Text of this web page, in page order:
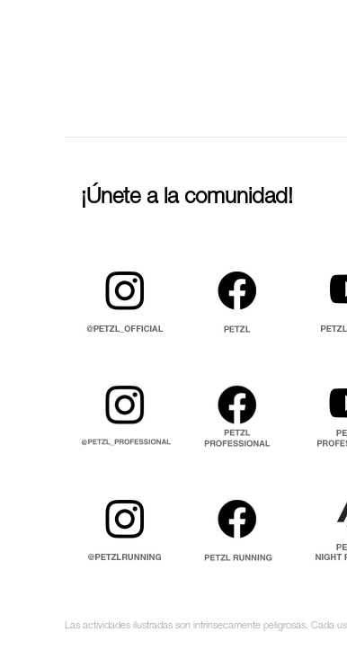
¡Únete a la comunidad!
Las actividades ilustradas son intrínsecamente peligrosas. Cada